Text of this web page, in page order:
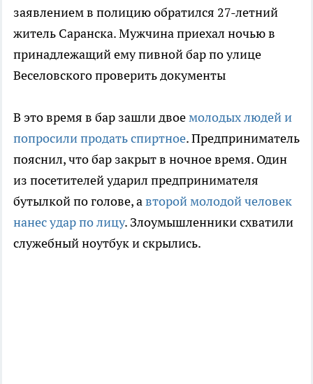
заявлением в полицию обратился 27-летний
житель Саранска. Мужчина приехал ночью в
принадлежащий ему пивной бар по улице
Веселовского проверить документы
В это время в бар зашли двоемолодых людей и
попросили продать спиртное. Предприниматель
пояснил, что бар закрыт в ночное время. Один
из посетителей ударил предпринимателя
бутылкой по голове, авторой молодой человек
нанес удар по лицу. Злоумышленники схватили
служебный ноутбук и скрылись.